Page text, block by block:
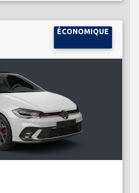
ÉCONOMIQUE